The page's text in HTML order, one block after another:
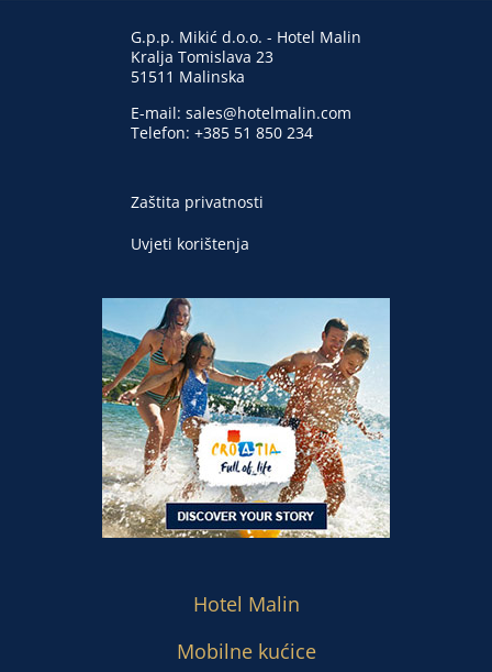
G.p.p. Mikić d.o.o. - Hotel Malin
Kralja Tomislava 23
51511 Malinska
E-mail: sales@hotelmalin.com
Telefon: +385 51 850 234
Zaštita privatnosti
Uvjeti korištenja
Hotel Malin
Mobilne kućice